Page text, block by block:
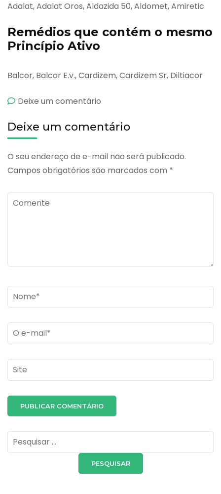
Adalat, Adalat Oros, Aldazida 50, Aldomet, Amiretic
Remédios que contém o mesmo
Princípio Ativo
Balcor, Balcor E.v., Cardizem, Cardizem Sr, Diltiacor
Deixe um comentário
Deixe um comentário
O seu endereço de e-mail não será publicado.
Campos obrigatórios são marcados com *
Comente
Name*
Email *
Site
Pesquisar
por: